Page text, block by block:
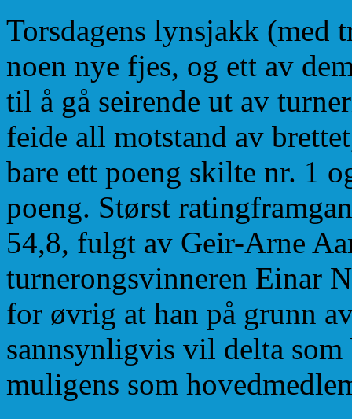
Torsdagens lynsjakk (med
noen nye fjes, og ett av
til å gå seirende ut av
feide all motstand av
bare ett poeng skilte nr. 1
poeng. Størst
54,8, fulgt av Geir-Arne
turnerongsvinneren Einar
for øvrig at han på grunn
sannsynligvis vil delta som
muligens som